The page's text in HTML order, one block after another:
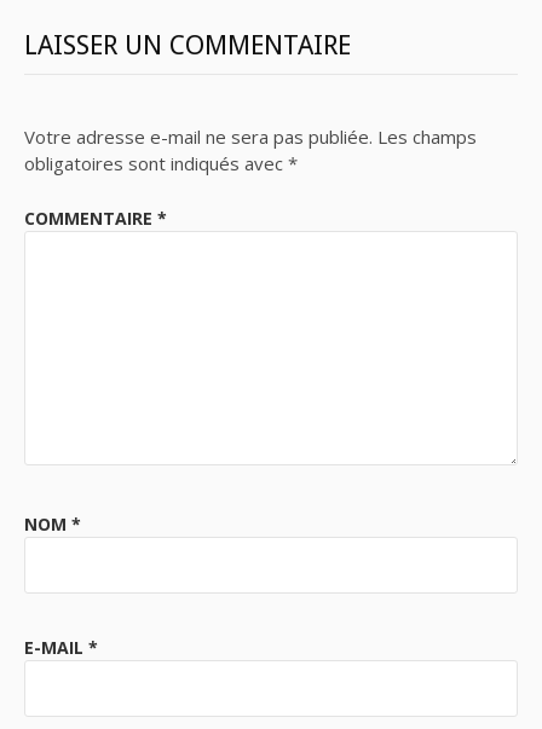
LAISSER UN COMMENTAIRE
Votre adresse e-mail ne sera pas publiée. Les champs
obligatoires sont indiqués avec *
COMMENTAIRE *
NOM *
E-MAIL *